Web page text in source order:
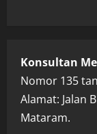
Konsultan
Nomor 135
Alamat: Jalan
Mataram.